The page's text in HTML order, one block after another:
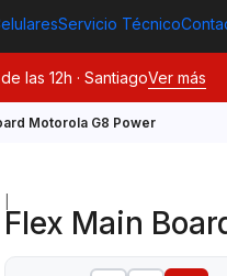
Servicio Técnico
las 12h · SantiagoVer más
Motorola G8 Power
Flex Main